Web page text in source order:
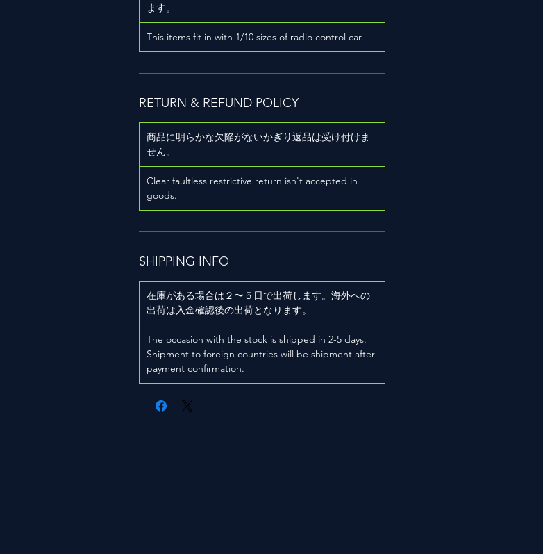
ます。
This items fit in with 1/10 sizes of radio control car.
RETURN & REFUND POLICY
商品に明らかな欠陥がないかぎり返品は受け付けま
せん。
Clear faultless restrictive return isn't accepted in
goods.
SHIPPING INFO
在庫がある場合は２〜５日で出荷します。海外への
出荷は入金確認後の出荷となります。
The occasion with the stock is shipped in 2-5 days.
Shipment to foreign countries will be shipment after
payment confirmation.